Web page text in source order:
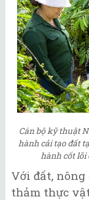
Cán bộ kỹ thuật
hành cải tạo đất
hành cốt lõi
Với đất,
thảm thực